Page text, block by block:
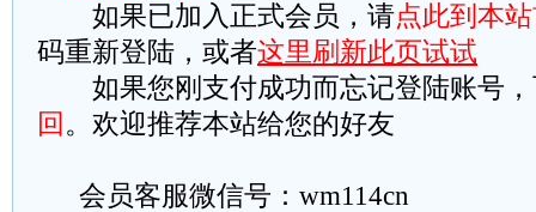
如果已加入正式会员，请点此到本
码重新登陆，或者这里刷新此页试试
如果您刚支付成功而忘记登陆账号，
回 。欢迎推荐本站给您的好友
会员客服微信号：wm114cn